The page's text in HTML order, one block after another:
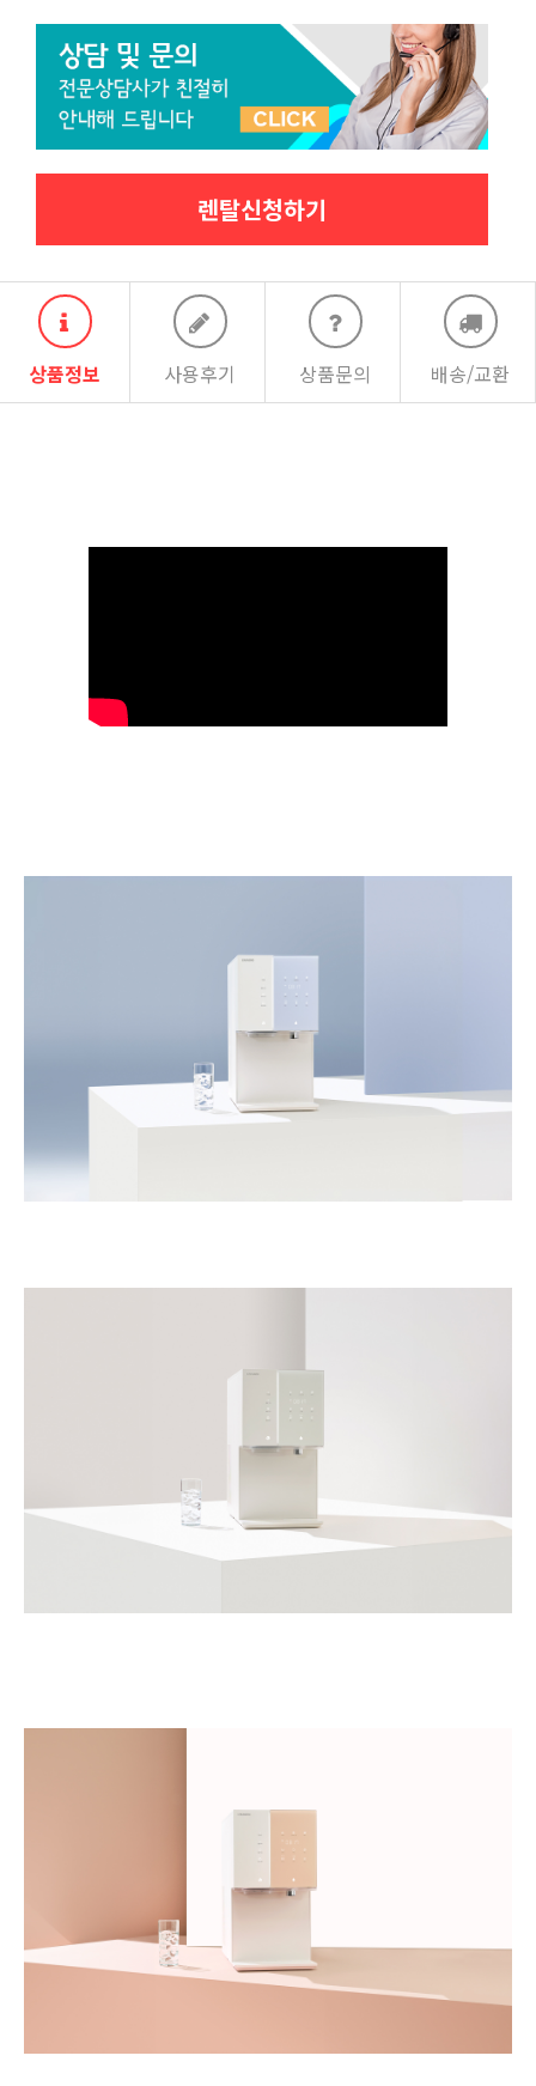
렌탈신청하기
상품정보 사용후기 상품문의 배송/교환